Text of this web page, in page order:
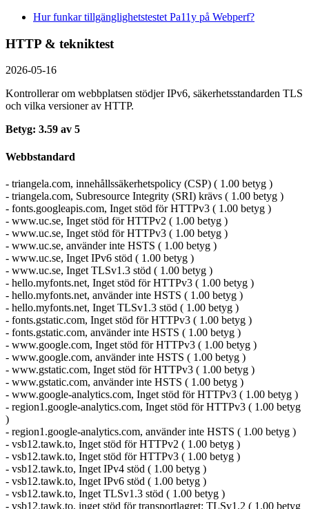
Hur funkar tillgänglighetstestet Pa11y på Webperf?
HTTP & tekniktest
2026-05-16
Kontrollerar om webbplatsen stödjer IPv6, säkerhets­standarden TLS
och vilka versioner av HTTP.
Betyg: 3.59 av 5
Webbstandard
- triangela.com, innehållssäkerhetspolicy (CSP) ( 1.00 betyg )
- triangela.com, Subresource Integrity (SRI) krävs ( 1.00 betyg )
- fonts.googleapis.com, Inget stöd för HTTPv3 ( 1.00 betyg )
- www.uc.se, Inget stöd för HTTPv2 ( 1.00 betyg )
- www.uc.se, Inget stöd för HTTPv3 ( 1.00 betyg )
- www.uc.se, använder inte HSTS ( 1.00 betyg )
- www.uc.se, Inget IPv6 stöd ( 1.00 betyg )
- www.uc.se, Inget TLSv1.3 stöd ( 1.00 betyg )
- hello.myfonts.net, Inget stöd för HTTPv3 ( 1.00 betyg )
- hello.myfonts.net, använder inte HSTS ( 1.00 betyg )
- hello.myfonts.net, Inget TLSv1.3 stöd ( 1.00 betyg )
- fonts.gstatic.com, Inget stöd för HTTPv3 ( 1.00 betyg )
- fonts.gstatic.com, använder inte HSTS ( 1.00 betyg )
- www.google.com, Inget stöd för HTTPv3 ( 1.00 betyg )
- www.google.com, använder inte HSTS ( 1.00 betyg )
- www.gstatic.com, Inget stöd för HTTPv3 ( 1.00 betyg )
- www.gstatic.com, använder inte HSTS ( 1.00 betyg )
- www.google-analytics.com, Inget stöd för HTTPv3 ( 1.00 betyg )
- region1.google-analytics.com, Inget stöd för HTTPv3 ( 1.00 betyg
)
- region1.google-analytics.com, använder inte HSTS ( 1.00 betyg )
- vsb12.tawk.to, Inget stöd för HTTPv2 ( 1.00 betyg )
- vsb12.tawk.to, Inget stöd för HTTPv3 ( 1.00 betyg )
- vsb12.tawk.to, Inget IPv4 stöd ( 1.00 betyg )
- vsb12.tawk.to, Inget IPv6 stöd ( 1.00 betyg )
- vsb12.tawk.to, Inget TLSv1.3 stöd ( 1.00 betyg )
- vsb12.tawk.to, inget stöd för transportlagret: TLSv1.2 ( 1.00 betyg